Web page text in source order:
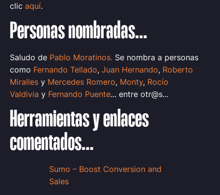
clic aquí.
Personas nombradas…
Saludo de Pablo Moratinos. Se nombra a personas
como Fernando Tellado, Juan Hernando, Roberto
Miralles y Mercedes Romero, Monty, Rocío
Valdivia y Fernando Puente... entre otr@s...
Herramientas y enlaces
comentados…
Sumo – Boost Conversion and
Sales